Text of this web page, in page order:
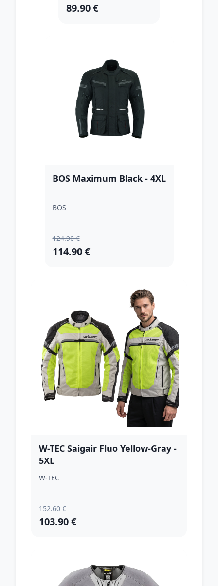
89.90 €
BOS Maximum Black - 4XL
BOS
124.90 €
114.90 €
W-TEC Saigair Fluo Yellow-Gray -
5XL
W-TEC
152.60 €
103.90 €